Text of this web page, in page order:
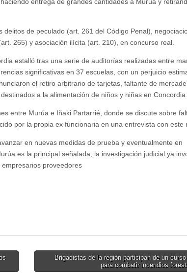
delitos de peculado (art. 261 del Código Penal),
265) y asociación ilícita (art. 210), en concurso real.
estalló tras una serie de auditorías realizadas entre
significativas en 37 escuelas, con un perjuicio
el retiro arbitrario de tarjetas, faltante de
a la alimentación de niños y niñas en Concordia
entre Murúa e Iñaki Partarrié, donde se discute sobre
por la propia ex funcionaria en una entrevista con este
en nuevas medidas de prueba y eventualmente en
es la principal señalada, la investigación judicial ya
proveedores
Brigadistas de la región participan de un
para combatir incendios